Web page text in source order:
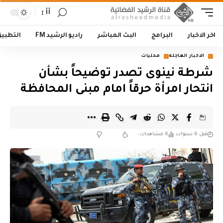
أأ
اخر الاخبار البرامج البث المباشر راديو الرشيد FM
الاخبار العاجلة محليات
شرطة نينوى تصدر توضيحاً بشأن
انتحار امرأة حرقاً امام مبنى المحافظة
قبل 6 سنوات 6 مشاهدات